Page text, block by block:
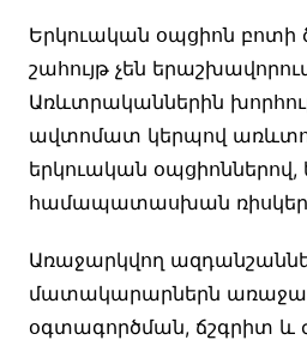
Երկուական օպցիոն բոտի
շահույթ չեն
Առևտրականներին
ավտոմատ կերպով
երկուական օպցիոններով,
համապատասխան
Առաջարկվող
մատակարարներն
օգտագործման, ճշգրիտ և